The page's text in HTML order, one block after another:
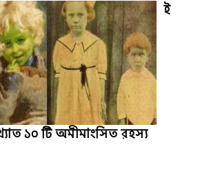
ই
১০ টি অমীমাংসিত রহস্য